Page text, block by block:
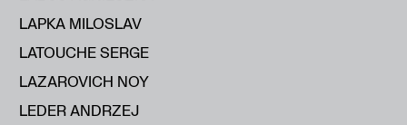
LAPKA MILOSLAV
LATOUCHE SERGE
LAZAROVICH NOY
LEDER ANDRZEJ